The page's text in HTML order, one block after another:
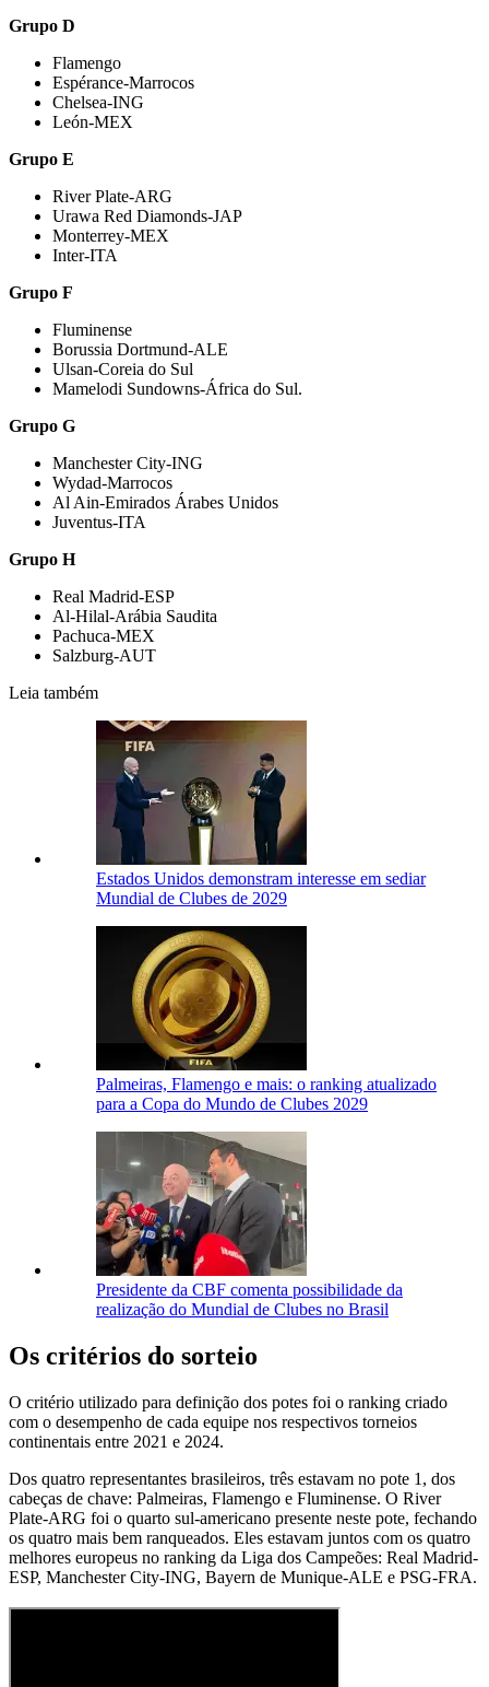
Grupo D
Flamengo
Espérance-Marrocos
Chelsea-ING
León-MEX
Grupo E
River Plate-ARG
Urawa Red Diamonds-JAP
Monterrey-MEX
Inter-ITA
Grupo F
Fluminense
Borussia Dortmund-ALE
Ulsan-Coreia do Sul
Mamelodi Sundowns-África do Sul.
Grupo G
Manchester City-ING
Wydad-Marrocos
Al Ain-Emirados Árabes Unidos
Juventus-ITA
Grupo H
Real Madrid-ESP
Al-Hilal-Arábia Saudita
Pachuca-MEX
Salzburg-AUT
Leia também
Estados Unidos demonstram interesse em sediar
Mundial de Clubes de 2029
Palmeiras, Flamengo e mais: o ranking atualizado
para a Copa do Mundo de Clubes 2029
Presidente da CBF comenta possibilidade da
realização do Mundial de Clubes no Brasil
Os critérios do sorteio
O critério utilizado para definição dos potes foi o ranking criado
com o desempenho de cada equipe nos respectivos torneios
continentais entre 2021 e 2024.
Dos quatro representantes brasileiros, três estavam no pote 1, dos
cabeças de chave: Palmeiras, Flamengo e Fluminense. O River
Plate-ARG foi o quarto sul-americano presente neste pote, fechando
os quatro mais bem ranqueados. Eles estavam juntos com os quatro
melhores europeus no ranking da Liga dos Campeões: Real Madrid-
ESP, Manchester City-ING, Bayern de Munique-ALE e PSG-FRA.